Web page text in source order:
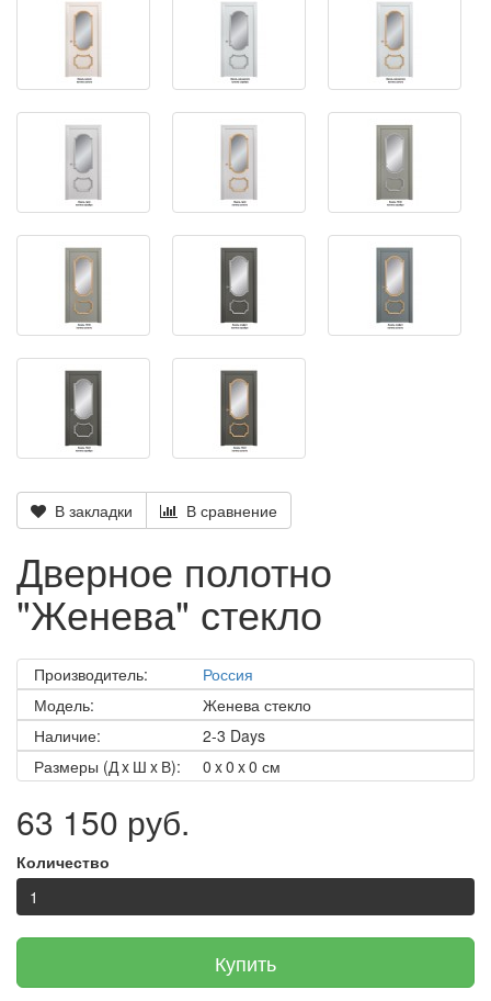
В закладки В сравнение
Дверное полотно
"Женева" стекло
Производитель:
Россия
Модель:
Женева стекло
Наличие:
2-3 Days
Размеры (Д x Ш x В):
0 x 0 x 0 см
63 150 руб.
Количество
Купить